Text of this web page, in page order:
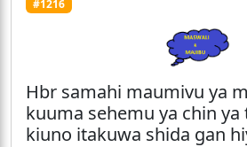
#1216
Hbr samahi maumivu ya
kuuma sehemu ya chin
kiuno itakuwa shida gan